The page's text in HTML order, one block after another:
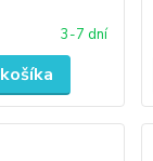
3-7 dní